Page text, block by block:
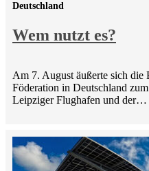
Wem nutzt es?
Deutschland
Am 7. August äußerte sich die
Föderation in Deutschland
Leipziger Flughafen und der…